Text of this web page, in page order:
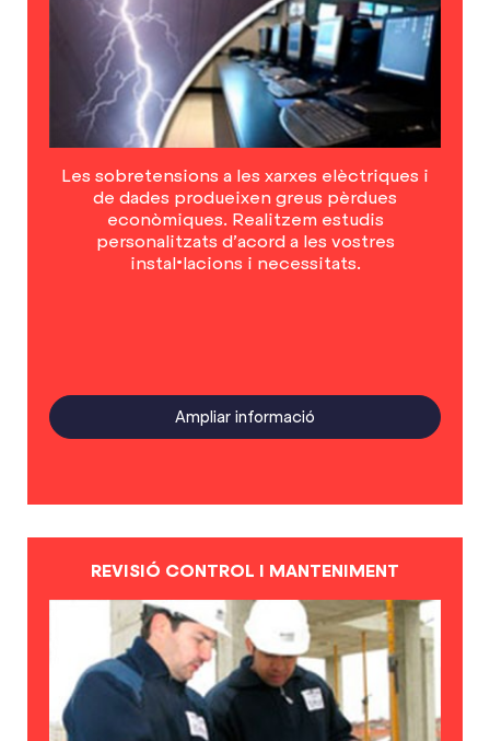
Les sobretensions a les xarxes elèctriques i
de dades produeixen greus pèrdues
econòmiques. Realitzem estudis
personalitzats d’acord a les vostres
instal•lacions i necessitats.
Ampliar informació
REVISIÓ CONTROL I MANTENIMENT